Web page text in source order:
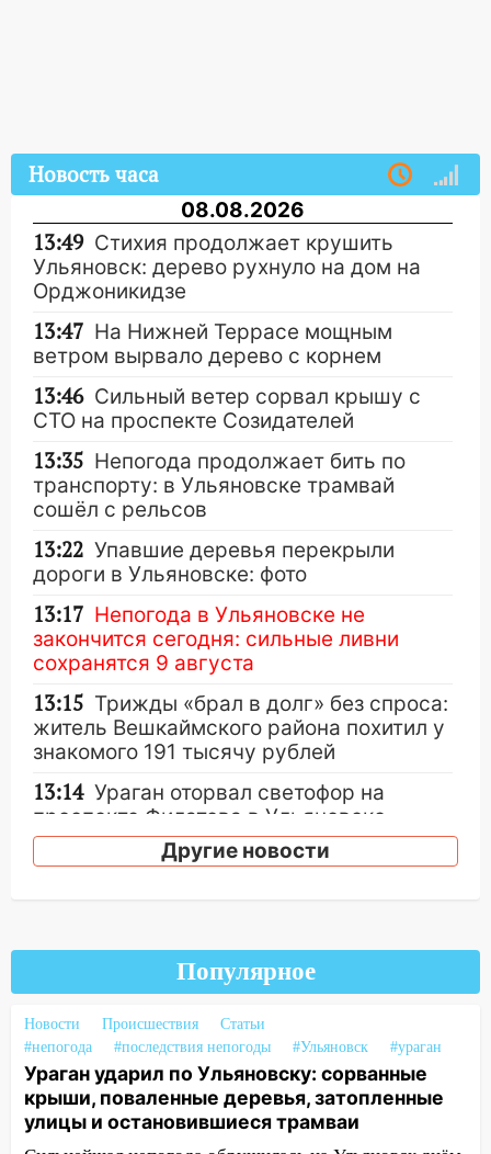
Новость часа
08.08.2026
13:49 Стихия продолжает крушить
Ульяновск: дерево рухнуло на дом на
Орджоникидзе
13:47 На Нижней Террасе мощным
ветром вырвало дерево с корнем
13:46 Сильный ветер сорвал крышу с
СТО на проспекте Созидателей
13:35 Непогода продолжает бить по
транспорту: в Ульяновске трамвай
сошёл с рельсов
13:22 Упавшие деревья перекрыли
дороги в Ульяновске: фото
13:17 Непогода в Ульяновске не
закончится сегодня: сильные ливни
сохранятся 9 августа
13:15 Трижды «брал в долг» без спроса:
житель Вешкаймского района похитил у
знакомого 191 тысячу рублей
13:14 Ураган оторвал светофор на
проспекте Филатова в Ульяновске
13:12
Дерево пробило крышу дома на
13:10 В Заволжском районе дерево
упало во дворе
13:08
сорванные крыши, поваленные деревья,
затопленные улицы и остановившиеся
трамваи
12:17 Ульяновск накрыл крупный град:
после ливня город снова уходит под
Другие новости
Популярное
Новости Происшествия
Статьи
#непогода
#последствия непогоды #Ульяновск #ураган
Ураган ударил по Ульяновску: сорванные
крыши, поваленные деревья, затопленные
улицы и остановившиеся трамваи